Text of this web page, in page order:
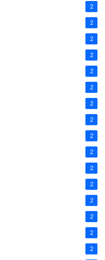
2
2
2
2
2
2
2
2
2
2
2
2
2
2
2
2